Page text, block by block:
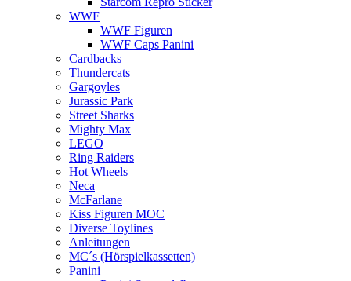
WWF
WWF Figuren
WWF Caps Panini
Cardbacks
Thundercats
Gargoyles
Jurassic Park
Street Sharks
Mighty Max
LEGO
Ring Raiders
Hot Wheels
Neca
McFarlane
Kiss Figuren MOC
Diverse Toylines
Anleitungen
MC´s (Hörspielkassetten)
Panini